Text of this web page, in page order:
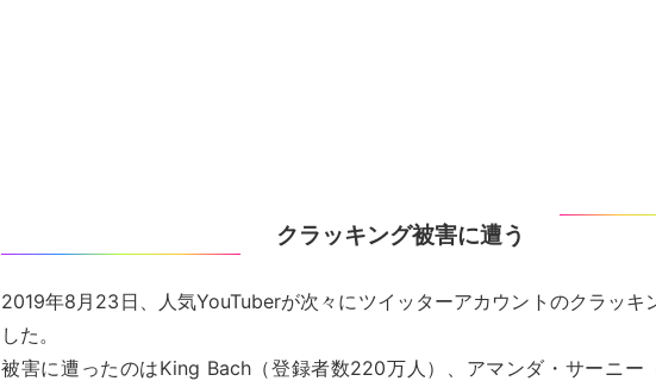
クラッキング被害に遭う
2019年8月23日、人気YouTuberが次々にツイッターアカウントのクラッキ
した。
被害に遭ったのはKing Bach（登録者数220万人）、アマンダ・サーニー